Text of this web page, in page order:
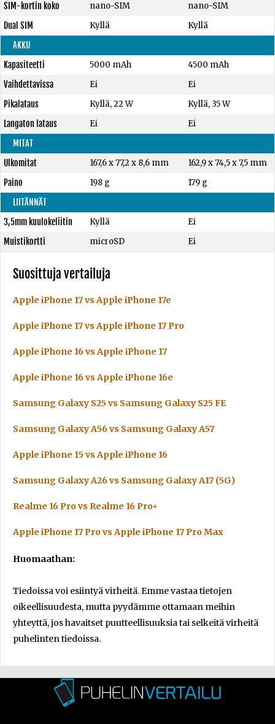
SIM-kortin koko
nano-SIM
nano-SIM
Dual SIM
Kyllä
Kyllä
AKKU
Kapasiteetti
5000 mAh
4500 mAh
Vaihdettavissa
Ei
Ei
Pikalataus
Kyllä, 22 W
Kyllä, 35 W
Langaton lataus
Ei
Ei
MITAT
Ulkomitat
167,6 x 77,2 x 8,6 mm
162,9 x 74,5 x 7,5 mm
Paino
198 g
179 g
LIITÄNNÄT
3,5mm kuulokeliitin
Kyllä
Ei
Muistikortti
microSD Ei
Suosittuja vertailuja
Apple iPhone 17 vs Apple iPhone 17e
Apple iPhone 17 vs Apple iPhone 17 Pro
Apple iPhone 16 vs Apple iPhone 17
Apple iPhone 16 vs Apple iPhone 16e
Samsung Galaxy S25 vs Samsung Galaxy S25 FE
Samsung Galaxy A56 vs Samsung Galaxy A57
Apple iPhone 15 vs Apple iPhone 16
Samsung Galaxy A26 vs Samsung Galaxy A17 (5G)
Realme 16 Pro vs Realme 16 Pro+
Apple iPhone 17 Pro vs Apple iPhone 17 Pro Max
Huomaathan:
Tiedoissa voi esiintyä virheitä. Emme vastaa tietojen
oikeellisuudesta, mutta pyydämme ottamaan meihin
yhteyttä, jos havaitset puutteellisuuksia tai selkeitä virheitä
puhelinten tiedoissa.